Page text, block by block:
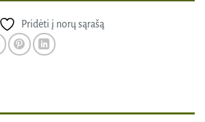
Pridėti į norų sąrašą